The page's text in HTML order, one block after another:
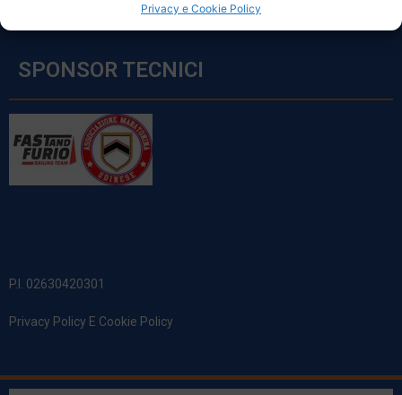
Privacy e Cookie Policy
SPONSOR TECNICI
P.I. 02630420301
Privacy Policy E Cookie Policy